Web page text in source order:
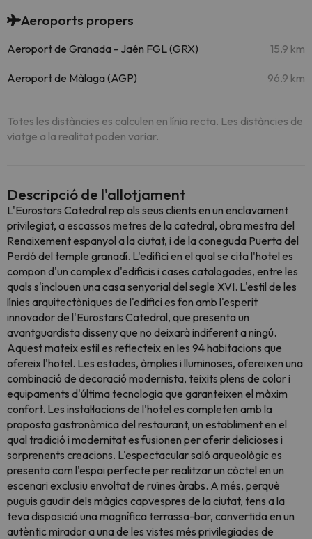
Aeroports propers
Aeroport de Granada - Jaén FGL (GRX) 15.9 km
Aeroport de Màlaga (AGP) 96.9 km
Totes les distàncies es calculen en línia recta. Les distàncies de
viatge a la realitat poden variar.
Descripció de l'allotjament
L'Eurostars Catedral rep als seus clients en un enclavament
privilegiat, a escassos metres de la catedral, obra mestra del
Renaixement espanyol a la ciutat, i de la coneguda Puerta del
Perdó del temple granadí. L'edifici en el qual se cita l'hotel es
compon d'un complex d'edificis i cases catalogades, entre les
quals s'inclouen una casa senyorial del segle XVI. L'estil de les
línies arquitectòniques de l'edifici es fon amb l'esperit
innovador de l'Eurostars Catedral, que presenta un
avantguardista disseny que no deixarà indiferent a ningú.
Aquest mateix estil es reflecteix en les 94 habitacions que
ofereix l'hotel. Les estades, àmplies i lluminoses, ofereixen una
combinació de decoració modernista, teixits plens de color i
equipaments d'última tecnologia que garanteixen el màxim
confort. Les instal·lacions de l'hotel es completen amb la
proposta gastronòmica del restaurant, un establiment en el
qual tradició i modernitat es fusionen per oferir delicioses i
sorprenents creacions. L'espectacular saló arqueològic es
presenta com l'espai perfecte per realitzar un còctel en un
escenari exclusiu envoltat de ruïnes àrabs. A més, perquè
puguis gaudir dels màgics capvespres de la ciutat, tens a la
teva disposició una magnífica terrassa-bar, convertida en un
autèntic mirador a una de les vistes més privilegiades de